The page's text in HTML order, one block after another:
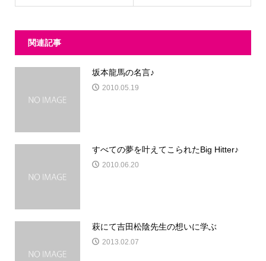
関連記事
坂本龍馬の名言♪
2010.05.19
すべての夢を叶えてこられたBig Hitter♪
2010.06.20
萩にて吉田松陰先生の想いに学ぶ
2013.02.07